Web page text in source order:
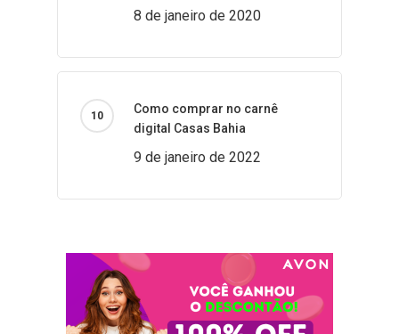
8 de janeiro de 2020
Como comprar no carnê
digital Casas Bahia
9 de janeiro de 2022